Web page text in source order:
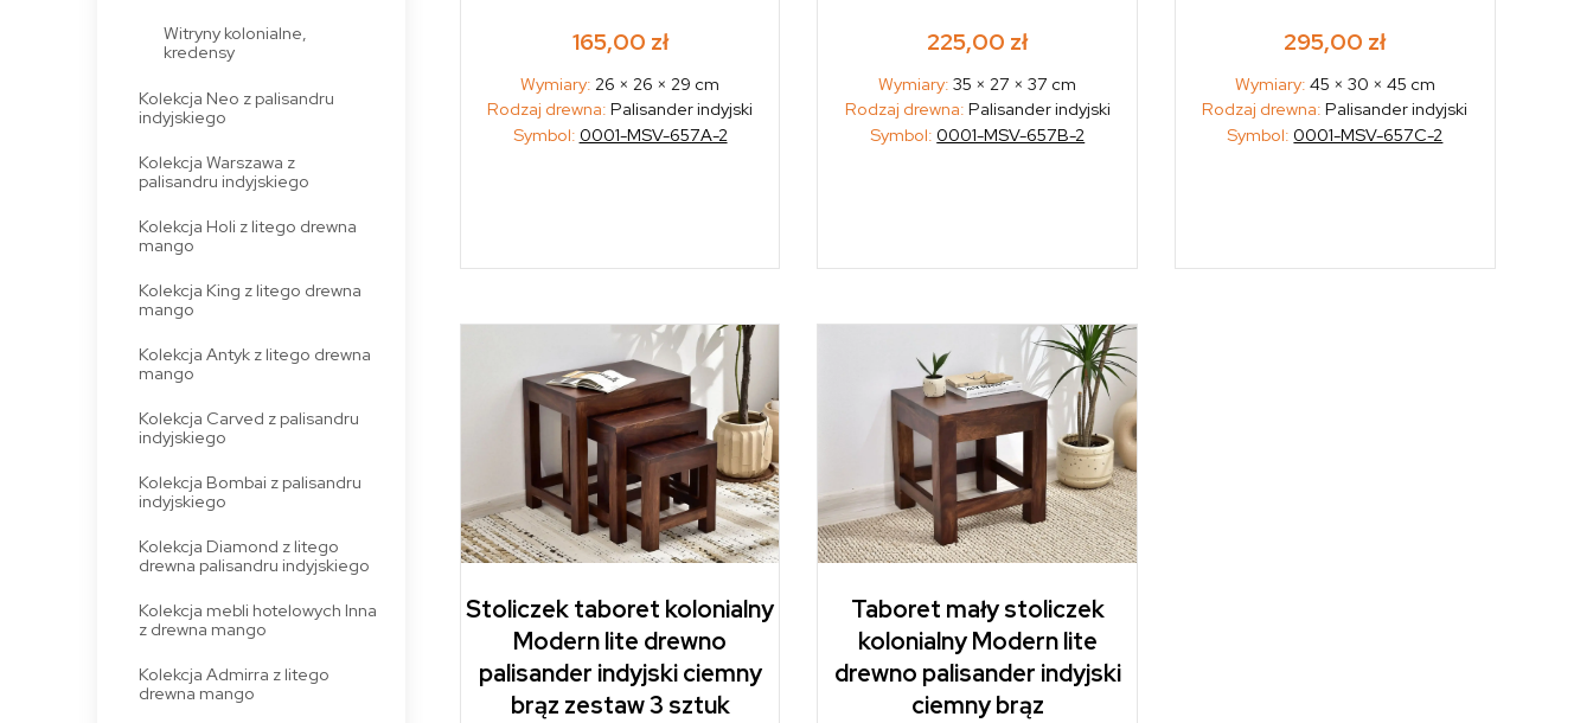
Witryny kolonialne,
kredensy
Kolekcja Neo z palisandru
indyjskiego
Kolekcja Warszawa z
palisandru indyjskiego
Kolekcja Holi z litego drewna
mango
Kolekcja King z litego drewna
mango
Kolekcja Antyk z litego drewna
mango
Kolekcja Carved z palisandru
indyjskiego
Kolekcja Bombai z palisandru
indyjskiego
Kolekcja Diamond z litego
drewna palisandru indyjskiego
Kolekcja mebli hotelowych Inna
z drewna mango
Kolekcja Admirra z litego
drewna mango
165,00 zł
Wymiary: 26 × 26 × 29 cm
Rodzaj drewna: Palisander indyjski
Symbol: 0001-MSV-657A-2
225,00 zł
Wymiary:35 × 27 × 37 cm
Rodzaj drewna: Palisander indyjski
Symbol: 0001-MSV-657B-2
295,00 zł
Wymiary: 45 × 30 × 45 cm
Rodzaj drewna: Palisander indyjski
Symbol: 0001-MSV-657C-2
Stoliczek taboret kolonialny
Modern lite drewno
palisander indyjski ciemny
brąz zestaw 3 sztuk
Taboret mały stoliczek
kolonialny Modern lite
drewno palisander indyjski
ciemny brąz